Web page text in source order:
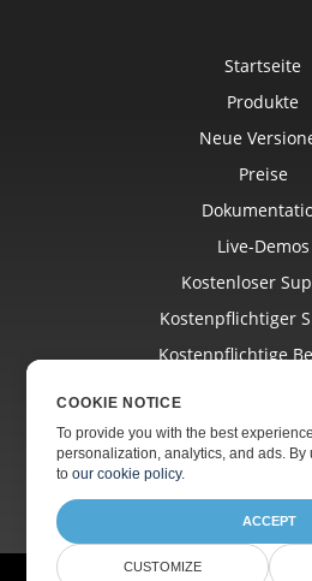
Startseite
Produkte
Neue
Preise
Live-Demos
Kostenloser
Kostenpflichtiger
Kostenpflichtige
Websites
Über Uns
COOKIE NOTICE
To provide you with the best
personalization, analytics, and ads. By
toour cookie policy.
ACCEPT
CUSTOMIZE